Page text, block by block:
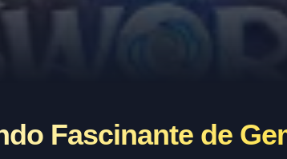
Fascinante de